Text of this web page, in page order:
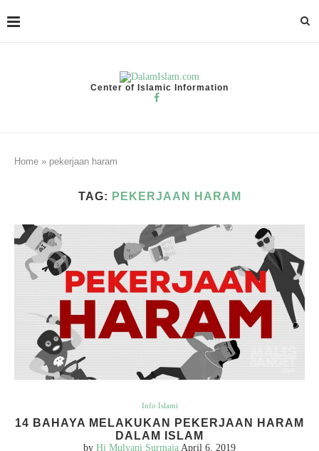
Center of Islamic Information
Home » pekerjaan haram
TAG: PEKERJAAN HARAM
Info Islami
14 BAHAYA MELAKUKAN PEKERJAAN HARAM
DALAM ISLAM
by Hj Mulyani Surmaja April 6, 2019